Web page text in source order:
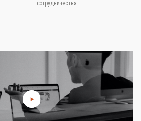
сотрудничества.